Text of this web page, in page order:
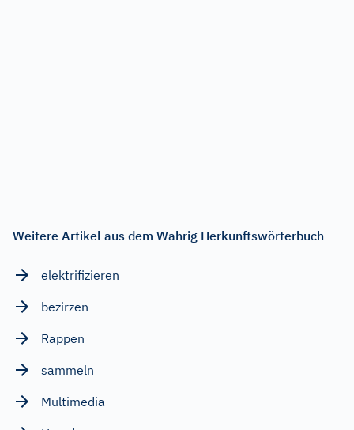
Weitere Artikel aus dem Wahrig Herkunftswörterbuch
elektrifizieren
bezirzen
Rappen
sammeln
Multimedia